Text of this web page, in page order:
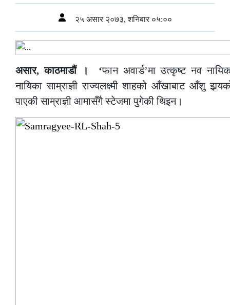
२५ असार २०७३, शनिबार ०५:००
असार, काठमाडौं । ‘फान अवार्ड’मा उत्कृष्ट नव
नायिका साम्राज्ञी राज्यलक्ष्मी शाहको आँखाबाट आँशु
पाएकी साम्राज्ञी आमासँगै स्टेजमा पुगेकी थिइन।